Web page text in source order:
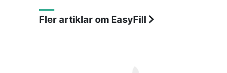
Fler artiklar om EasyFill